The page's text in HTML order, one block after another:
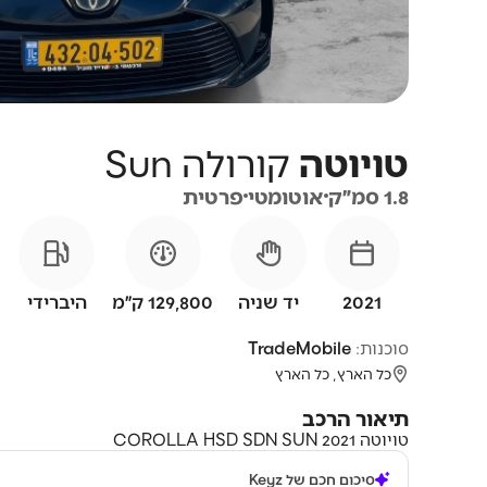
טויוטה קורולה
1.8 סמ״ק אוטומטי פרטית
2021 יד שניה 129,800 ק״מ היברידי
סוכנות: TradeMobile
כל הארץ, כל הארץ
תיאור הרכב
טויוטה COROLLA HSD SDN SUN 2021
סיכום חכם של Keyz